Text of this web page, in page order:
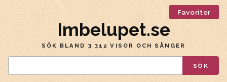
Favoriter
Imbelupet.se
SÖK BLAND 3 312 VISOR OCH SÅNGER
SÖK